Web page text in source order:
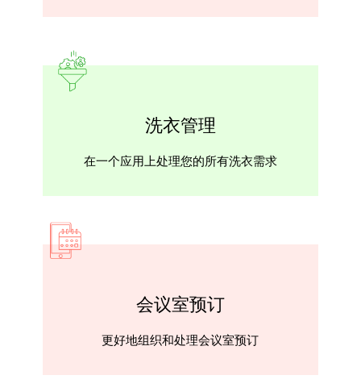
洗衣管理
在一个应用上处理您的所有洗衣需求
会议室预订
更好地组织和处理会议室预订